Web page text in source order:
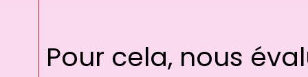
Pour cela, nous